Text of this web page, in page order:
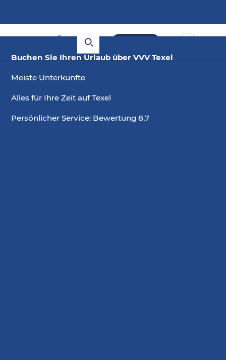
Buchen Sie Ihren Urlaub über VVV Texel
Meiste Unterkünfte
Alles für Ihre Zeit auf Texel
Persönlicher Service: Bewertung 8,7